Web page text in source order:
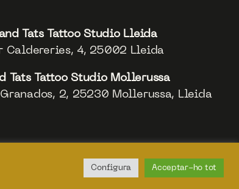
and Tats Tattoo Studio Lleida
Caldereries, 4, 25002 Lleida
Tats Tattoo Studio Mollerussa
2, 25230 Mollerussa, Lleida
Configura Acceptar-ho tot